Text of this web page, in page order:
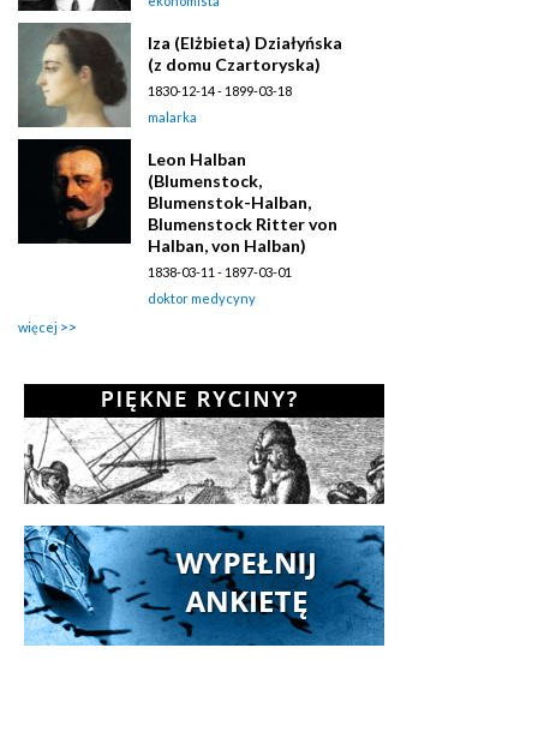
Iza (Elżbieta) Działyńska
(z domu Czartoryska)
1830-12-14 - 1899-03-18
malarka
Leon Halban
(Blumenstock,
Blumenstok-Halban,
Blumenstock Ritter von
Halban, von Halban)
1838-03-11 - 1897-03-01
doktor medycyny
więcej